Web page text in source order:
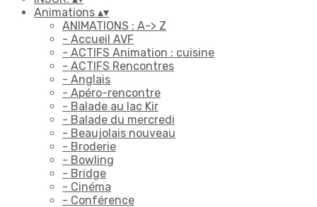
Animations ▴▾
ANIMATIONS : A-> Z
- Accueil AVF
- ACTIFS Animation : cuisine
- ACTIFS Rencontres
- Anglais
- Apéro-rencontre
- Balade au lac Kir
- Balade du mercredi
- Beaujolais nouveau
- Broderie
- Bowling
- Bridge
- Cinéma
- Conférence